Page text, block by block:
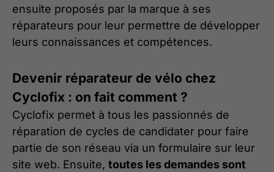
ensuite proposés par la marque à ses
réparateurs pour leur permettre de développer
leurs connaissances et compétences.
Devenir réparateur de vélo chez
Cyclofix : on fait comment ?
Cyclofix permet à tous les passionnés de
réparation de cycles de candidater pour faire
partie de son réseau via un formulaire sur leur
site web. Ensuite, toutes les demandes sont